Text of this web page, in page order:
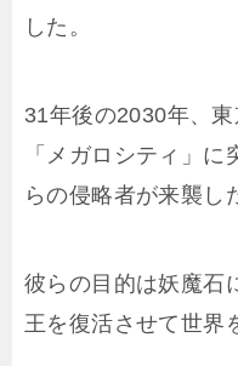
した。
31年後の2030年、
「メガロシティ」
らの侵略者が来襲し
彼らの目的は妖魔石
王を復活させて世界